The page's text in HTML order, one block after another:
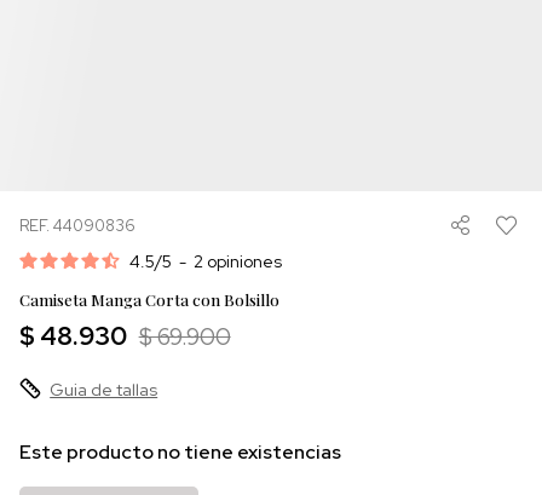
REF. 44090836
4.5/5 - 2 opiniones
Camiseta Manga Corta con Bolsillo
$ 48.930 $ 69.900
Guia de tallas
Este producto no tiene existencias